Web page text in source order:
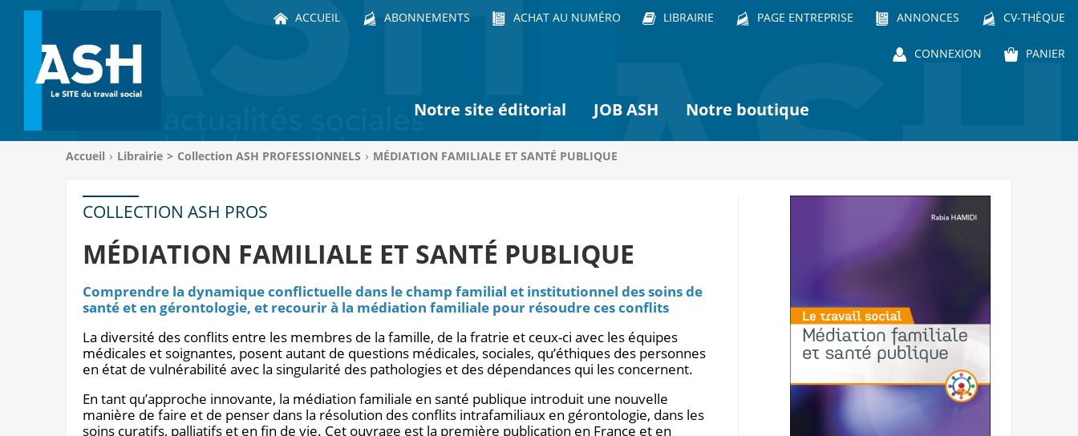
ACCUEIL ABONNEMENTS ACHAT AU NUMÉRO LIBRAIRIE PAGE ENTREPRISE ANNONCES CV-THÈQUE
CONNEXION PANIER
Notre site éditorial JOB ASH Notre boutique
Vous
Accueil Librairie > Collection ASH PROFESSIONNELS MÉDIATION FAMILIALE ET SANTÉ PUBLIQUE
COLLECTION ASH PROS
MÉDIATION FAMILIALE ET SANTÉ PUBLIQUE
Comprendre la dynamique conflictuelle dans le champ familial et institutionnel des soins de
santé et en gérontologie, et recourir à la médiation familiale pour résoudre ces conflits
La diversité des conflits entre les membres de la famille, de la fratrie et ceux-ci avec les équipes
médicales et soignantes, posent autant de questions médicales, sociales, qu’éthiques des personnes
en état de vulnérabilité avec la singularité des pathologies et des dépendances qui les concernent.
En tant qu’approche innovante, la médiation familiale en santé publique introduit une nouvelle
manière de faire et de penser dans la résolution des conflits intrafamiliaux en gérontologie, dans les
soins curatifs, palliatifs et en fin de vie. Cet ouvrage est la première publication en France et en